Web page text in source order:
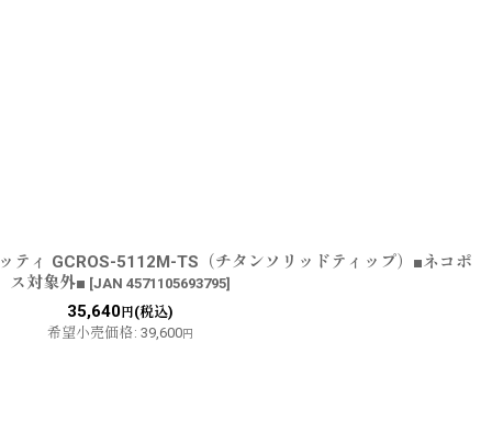
ティ GCROS-5112M-TS（チタンソリッドティップ）■ネコポ
ス対象外■ [JAN 4571105693795]
35,640 円(税込)
希望小売価格: 39,600円